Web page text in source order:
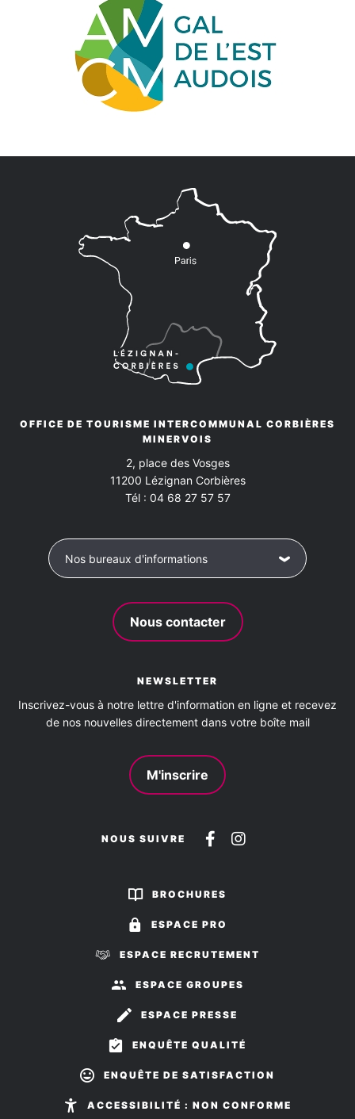
OFFICE DE TOURISME INTERCOMMUNAL CORBIÈRES
MINERVOIS
2, place des Vosges
11200 Lézignan Corbières
Tél : 04 68 27 57 57
Nos bureaux d'informations
Nous contacter
NEWSLETTER
Inscrivez-vous à notre lettre d'information en ligne et recevez
de nos nouvelles directement dans votre boîte mail
M'inscrire
NOUS SUIVRE
Suivez-
sur
Suivez-
BROCHURES
ESPACE PRO
ESPACE RECRUTEMENT
ESPACE GROUPES
ESPACE PRESSE
ENQUÊTE QUALITÉ
ENQUÊTE DE SATISFACTION
ACCESSIBILITÉ : NON CONFORME